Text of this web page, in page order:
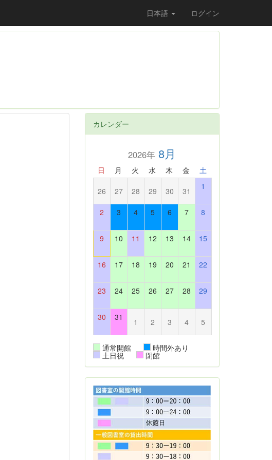
日本語 ログイン
カレンダー
2026年 8月
日 月 火 水 木 金 土
26 27 28 29 30 31 1
2 3 4 5 6 7 8
9 10 11 12 13 14 15
16 17 18 19 20 21 22
23 24 25 26 27 28 29
30 31 1 2 3 4 5
通常開館 時間外あり
土日祝 閉館